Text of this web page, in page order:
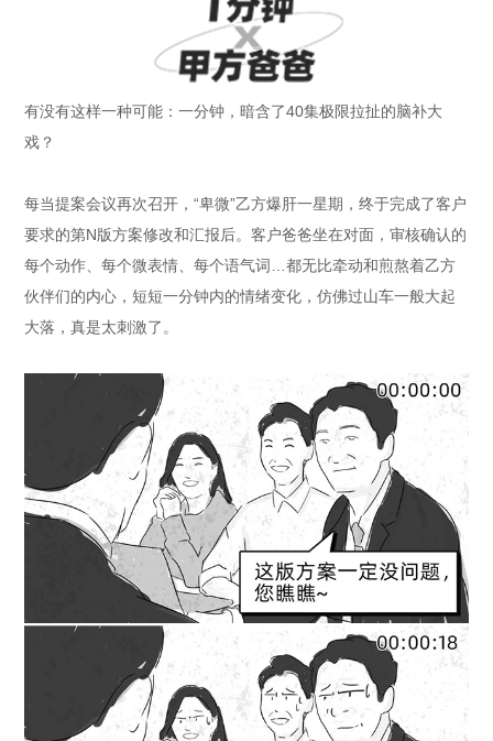
有没有这样一种可能：一分钟，暗含了40集极限拉扯的脑补大
戏？
每当提案会议再次召开，“卑微”乙方爆肝一星期，终于完成了客户
要求的第N版方案修改和汇报后。客户爸爸坐在对面，审核确认的
每个动作、每个微表情、每个语气词…都无比牵动和煎熬着乙方
伙伴们的内心，短短一分钟内的情绪变化，仿佛过山车一般大起
大落，真是太刺激了。